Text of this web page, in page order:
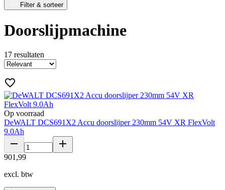
Filter & sorteer
Doorslijpmachine
17 resultaten
Op voorraad
DeWALT DCS691X2 Accu doorslijper 230mm 54V XR FlexVolt
9.0Ah
901 ,99
excl. btw